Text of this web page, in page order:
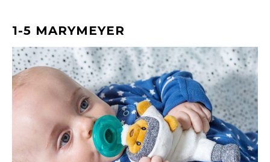
1-5 MARYMEYER